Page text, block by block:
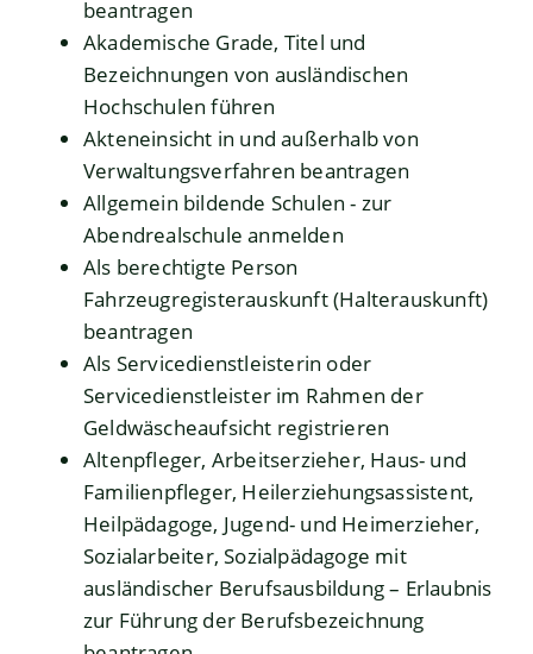
beantragen
Akademische Grade, Titel und
Bezeichnungen von ausländischen
Hochschulen führen
Akteneinsicht in und außerhalb von
Verwaltungsverfahren beantragen
Allgemein bildende Schulen - zur
Abendrealschule anmelden
Als berechtigte Person
Fahrzeugregisterauskunft (Halterauskunft)
beantragen
Als Servicedienstleisterin oder
Servicedienstleister im Rahmen der
Geldwäscheaufsicht registrieren
Altenpfleger, Arbeitserzieher, Haus- und
Familienpfleger, Heilerziehungsassistent,
Heilpädagoge, Jugend- und Heimerzieher,
Sozialarbeiter, Sozialpädagoge mit
ausländischer Berufsausbildung – Erlaubnis
zur Führung der Berufsbezeichnung